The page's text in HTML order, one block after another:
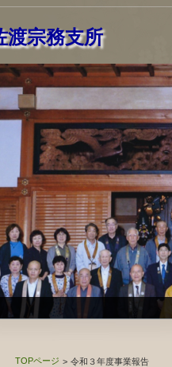
渡宗務支所
TOPページ > 令和３年度事業報告